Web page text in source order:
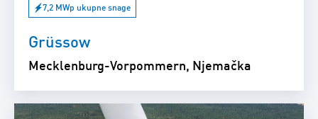
7,2 MWp ukupne snage
Grüssow
Mecklenburg-Vorpommern, Njemačka